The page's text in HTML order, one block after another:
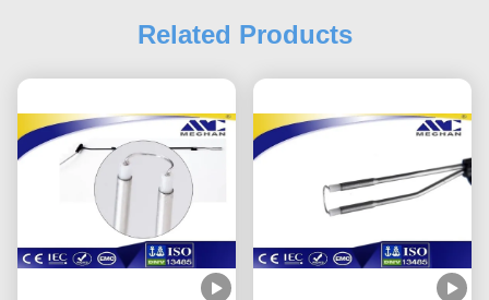
Related Products